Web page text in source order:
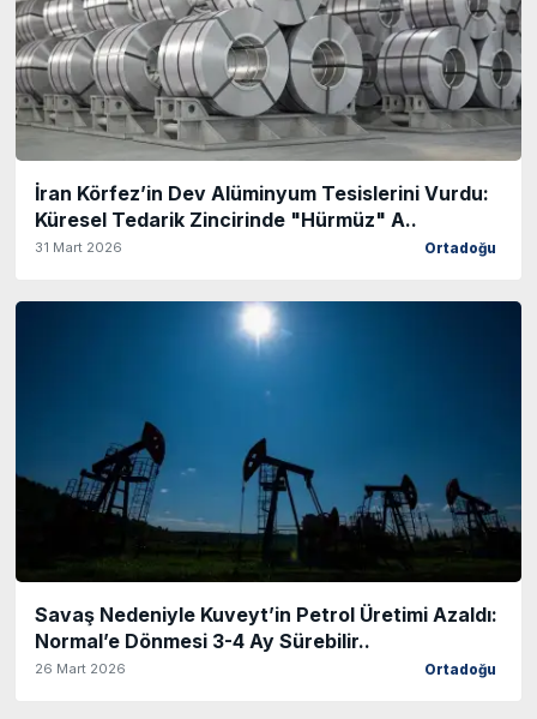
İran Körfez’in Dev Alüminyum Tesislerini Vurdu:
Küresel Tedarik Zincirinde "Hürmüz" A..
31 Mart 2026 Ortadoğu
Savaş Nedeniyle Kuveyt’in Petrol Üretimi Azaldı:
Normal’e Dönmesi 3-4 Ay Sürebilir..
26 Mart 2026 Ortadoğu